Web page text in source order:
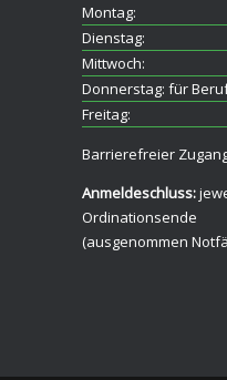
Montag:
Dienstag:
Mittwoch:
Donnerstag: für
Freitag:
Barrierefreier
Anmeldeschluss:
Ordinationsende
(ausgenommen